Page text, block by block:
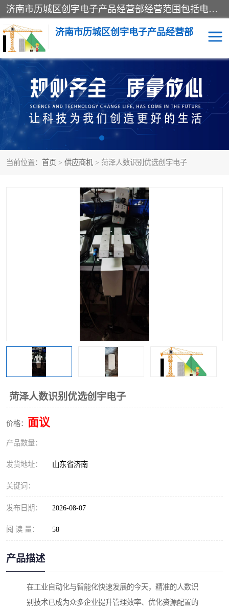
济南市历城区创宇电子产品经营部经营范围包括电子产品、起重机械配件、电气设备、仪器仪表、配电箱、监控设备的批发、零售；配电箱、仪器仪表（不含计量器）、工业自动化设备（不含特种设备、电力设备）的安装、维修。（依法须经批准的项目，经相关部门批准后方可开展经营活动）。
济南市历城区创宇电子产品经营部
当前位置： 首页 > 供应商机 > 菏泽人数识别优选创宇电子
菏泽人数识别优选创宇电子
价格： 面议
产品数量：
发货地址： 山东省济南
关键词：
发布日期： 2026-08-07
阅 读 量： 58
产品描述
在工业自动化与智能化快速发展的今天，精准的人数识
别技术已成为众多企业提升管理效率、优化资源配置的
标养式监测 吊钩可视化
钢丝绳监控 高支模
升降机 施工临电箱监测系统